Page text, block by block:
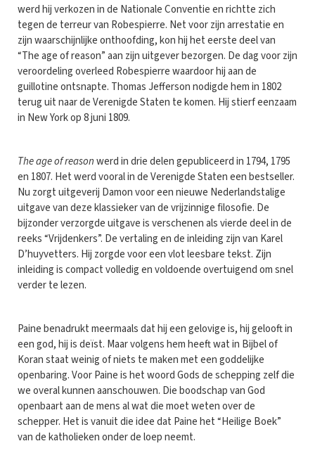
werd hij verkozen in de Nationale Conventie en richtte zich
tegen de terreur van Robespierre. Net voor zijn arrestatie en
zijn waarschijnlijke onthoofding, kon hij het eerste deel van
“The age of reason” aan zijn uitgever bezorgen. De dag voor zijn
veroordeling overleed Robespierre waardoor hij aan de
guillotine ontsnapte. Thomas Jefferson nodigde hem in 1802
terug uit naar de Verenigde Staten te komen. Hij stierf eenzaam
in New York op 8 juni 1809.
The age of reasonwerd in drie delen gepubliceerd in 1794, 1795
en 1807. Het werd vooral in de Verenigde Staten een bestseller.
Nu zorgt uitgeverij Damon voor een nieuwe Nederlandstalige
uitgave van deze klassieker van de vrijzinnige filosofie. De
bijzonder verzorgde uitgave is verschenen als vierde deel in de
reeks “Vrijdenkers”. De vertaling en de inleiding zijn van Karel
D’huyvetters. Hij zorgde voor een vlot leesbare tekst. Zijn
inleiding is compact volledig en voldoende overtuigend om snel
verder te lezen.
Paine benadrukt meermaals dat hij een gelovige is, hij gelooft in
een god, hij is deïst. Maar volgens hem heeft wat in Bijbel of
Koran staat weinig of niets te maken met een goddelijke
openbaring. Voor Paine is het woord Gods de schepping zelf die
we overal kunnen aanschouwen. Die boodschap van God
openbaart aan de mens al wat die moet weten over de
schepper. Het is vanuit die idee dat Paine het “Heilige Boek”
van de katholieken onder de loep neemt.